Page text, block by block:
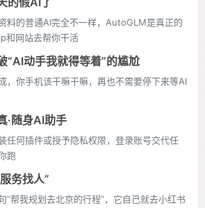
料的普通AI完全不一样，AutoGLM是真正的
和网站去帮你干活
“AI动手我就得等着”的尴尬
，你手机该干嘛干嘛，再也不需要停下来等AI
·随身AI助手
任何插件或授予隐私权限，登录账号交代任
跑
务找人”
“帮我规划去北京的行程”，它自己就去小红书